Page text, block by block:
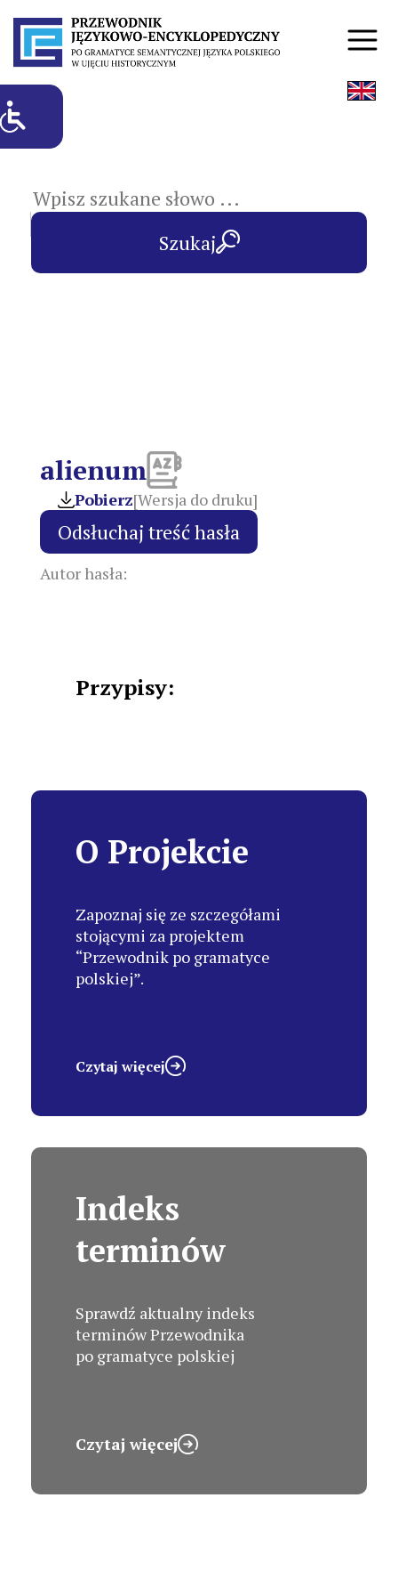
Szukaj
alienum
Pobierz[Wersja do druku]
Autor hasła:
Przypisy:
O Projekcie
Zapoznaj się ze szczegółami
stojącymi za projektem
“Przewodnik po gramatyce
polskiej”.
Czytaj więcej
Indeks
terminów
Sprawdź aktualny indeks
terminów Przewodnika
po gramatyce polskiej
Czytaj więcej